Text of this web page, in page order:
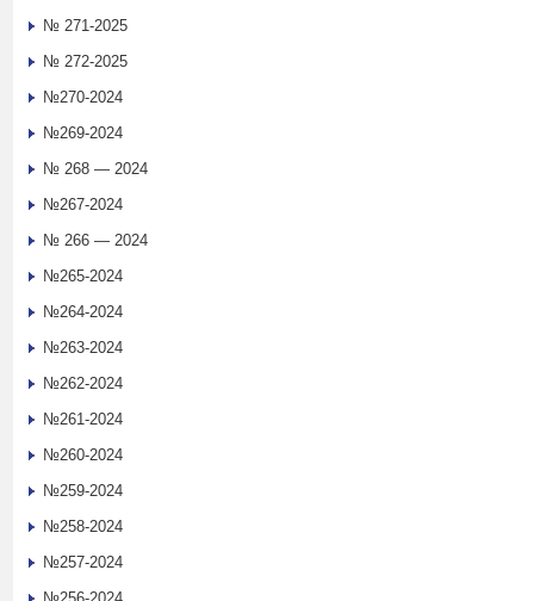
№ 271-2025
№ 272-2025
№270-2024
№269-2024
№ 268 — 2024
№267-2024
№ 266 — 2024
№265-2024
№264-2024
№263-2024
№262-2024
№261-2024
№260-2024
№259-2024
№258-2024
№257-2024